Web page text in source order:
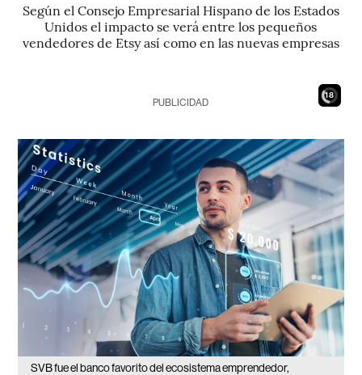
Según el Consejo Empresarial Hispano de los Estados
Unidos el impacto se verá entre los pequeños
vendedores de Etsy así como en las nuevas empresas
16
PUBLICIDAD
SVB fue el banco favorito del ecosistema emprendedor,